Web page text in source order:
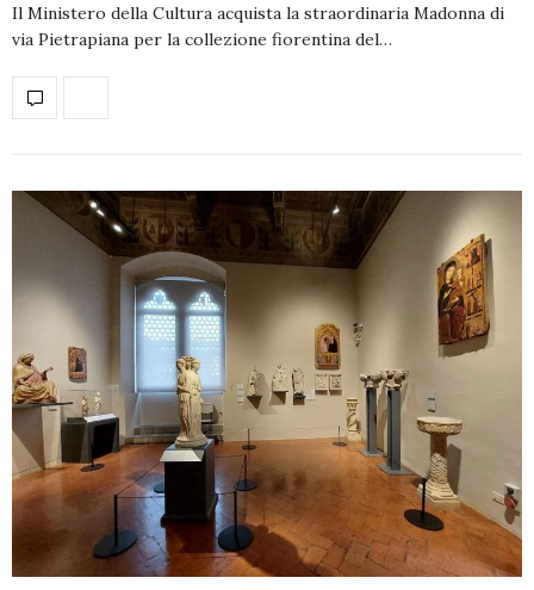
Il Ministero della Cultura acquista la straordinaria Madonna di
via Pietrapiana per la collezione fiorentina del…